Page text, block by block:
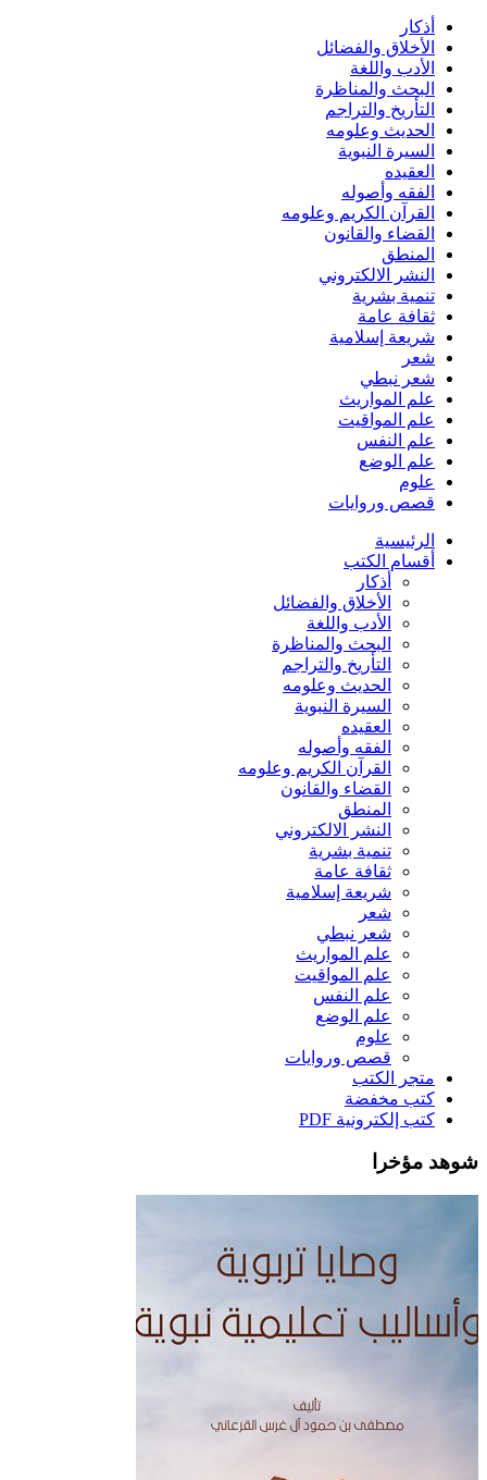
أذكار
الأخلاق والفضائل
الأدب واللغة
البحث والمناظرة
التأريخ والتراجم
الحديث وعلومه
السيرة النبوية
العقيده
الفقه وأصوله
القرآن الكريم وعلومه
القضاء والقانون
المنطق
النشر الالكتروني
تنمية بشرية
ثقافة عامة
شريعة إسلامية
شعر
شعر نبطي
علم المواريث
علم المواقيت
علم النفس
علم الوضع
علوم
قصص وروايات
الرئيسية
أقسام الكتب
أذكار
الأخلاق والفضائل
الأدب واللغة
البحث والمناظرة
التأريخ والتراجم
الحديث وعلومه
السيرة النبوية
العقيده
الفقه وأصوله
القرآن الكريم وعلومه
القضاء والقانون
المنطق
النشر الالكتروني
تنمية بشرية
ثقافة عامة
شريعة إسلامية
شعر
شعر نبطي
علم المواريث
علم المواقيت
علم النفس
علم الوضع
علوم
قصص وروايات
متجر الكتب
كتب مخفضة
كتب إلكترونية PDF
شوهد مؤخرا